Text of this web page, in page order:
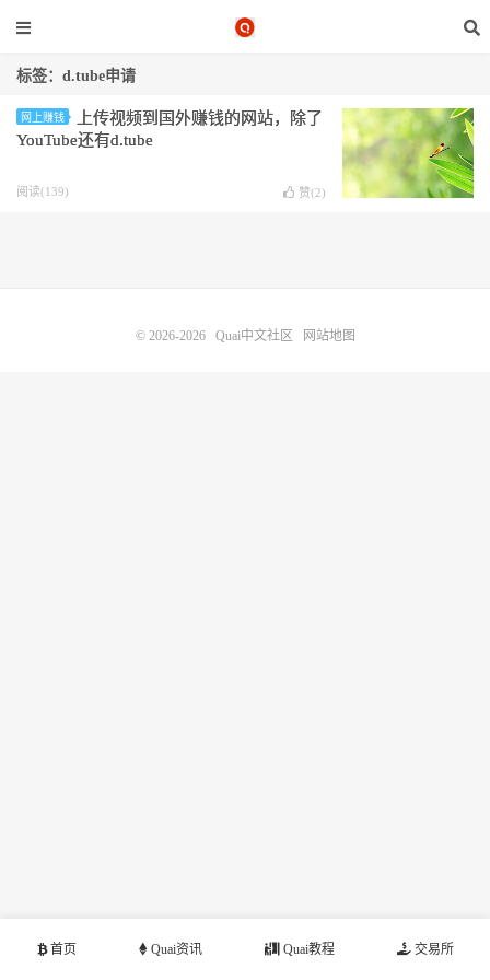
标签：d.tube申请
网上赚钱
上传视频到国外赚钱的网站，除了
YouTube还有d.tube
阅读(139) 赞(2)
首页 Quai资讯 Quai教程 交易所
© 2026-2026 Quai中文社区 网站地图